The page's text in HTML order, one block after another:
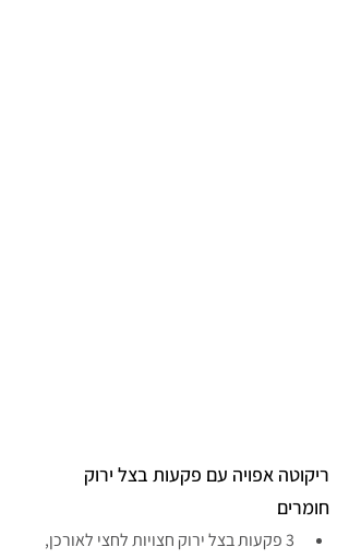
ריקוטה אפויה עם פקעות בצל ירוק
חומרים
3 פקעות בצל ירוק חצויות לחצי לאורכן,